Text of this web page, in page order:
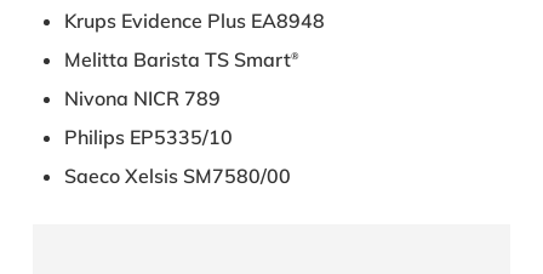
KrupsEvidence Plus EA8948
Melitta Barista TS Smart®
Nivona NICR 789
PhilipsEP5335/10
SaecoXelsis SM7580/00